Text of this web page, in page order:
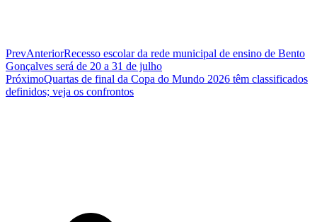
PrevAnteriorRecesso escolar da rede municipal de ensino de Bento
Gonçalves será de 20 a 31 de julho
PróximoQuartas de final da Copa do Mundo 2026 têm classificados
definidos; veja os confrontos